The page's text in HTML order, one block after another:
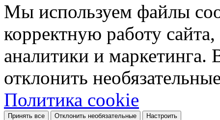
Мы используем файлы
корректную работу
аналитики и
отклонить
Политика cookie
Принять все Отклонить необязательные Настроить